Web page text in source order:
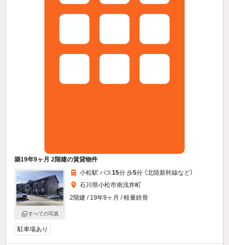
築19年9ヶ月 2階建の賃貸物件
すべての写真
小松駅 バス15分 歩5分 （北陸新幹線など）
石川県小松市南浅井町
2階建 / 19年9ヶ月 / 軽量鉄骨
駐車場あり